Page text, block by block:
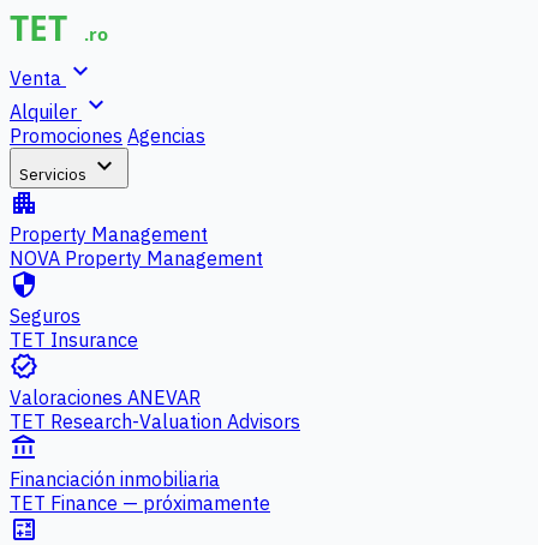
Venta expand_more
Alquiler expand_more
Promociones Agencias
Servicios expand_more
apartment
Property Management
NOVA Property Management
security
Seguros
TET Insurance
verified
Valoraciones ANEVAR
TET Research-Valuation Advisors
account_balance
Financiación inmobiliaria
TET Finance — próximamente
calculate